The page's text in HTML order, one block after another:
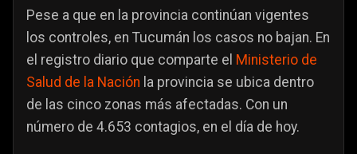
Pese a que en la provincia continúan vigentes
los controles, en Tucumán los casos no bajan. En
el registro diario que comparte el Ministerio de
Salud de la Nación la provincia se ubica dentro
de las cinco zonas más afectadas. Con un
número de 4.653 contagios, en el día de hoy.